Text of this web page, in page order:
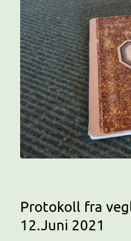
Protokoll fra
12.Juni 2021